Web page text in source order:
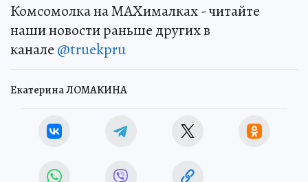
Комсомолка на MAXималках - читайте
наши новости раньше других в
канале @truekpru
Екатерина ЛОМАКИНА